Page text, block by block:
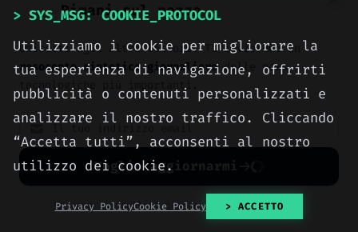
> AUTHOR_EXTRACTED
Ing. Calogero Bono
Ingegnere informatico, fondatore di Meteora Web e
Zenith OS. System administrator e progettista di
piattaforme, app e CMS proprietari, con esperienza
in sviluppo full-stack, marketing digitale ed
ecosistema Google.
[ READ FULL DOSSIER ]
Rimani sul pezzo
Unisciti agli altri lettori. Ti invieremo un
resoconto sintetico giornalierodelle news
tecnologiche più importanti.
Voglio aggiornarmi
No spam. Cancellati quando vuoi con un click.
> SYS_MSG: COOKIE_PROTOCOL
Utilizziamo i cookie per migliorare la
tua esperienza di navigazione, offrirti
pubblicità o contenuti personalizzati e
analizzare il nostro traffico. Cliccando
“Accetta tutti”, acconsenti al nostro
utilizzo dei cookie.
Privacy PolicyCookie Policy > ACCETTO